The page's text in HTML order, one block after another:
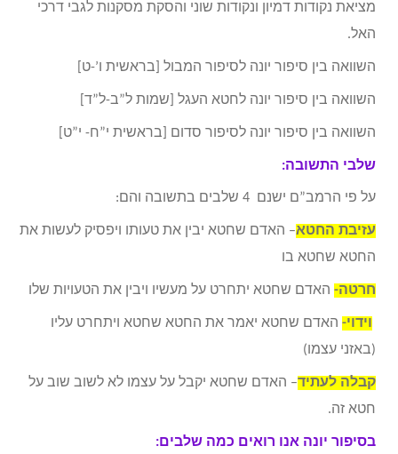
מציאת נקודות דמיון ונקודות שוני והסקת מסקנות לגבי דרכי
האל.
השוואה בין סיפור יונה לסיפור המבול [בראשית ו’-ט]
השוואה בין סיפור יונה לחטא העגל [שמות ל”ב-ל”ד]
השוואה בין סיפור יונה לסיפור סדום [בראשית י”ח- י”ט]
שלבי התשובה:
על פי הרמב”ם ישנם 4 שלבים בתשובה והם:
עזיבת החטא– האדם שחטא יבין את טעותו ויפסיק לעשות את
החטא שחטא בו
חרטה- האדם שחטא יתחרט על מעשיו ויבין את הטעויות שלו
וידוי- האדם שחטא יאמר את החטא שחטא ויתחרט עליו
(באזני עצמו)
קבלה לעתיד– האדם שחטא יקבל על עצמו לא לשוב שוב על
חטא זה.
בסיפור יונה אנו רואים כמה שלבים: